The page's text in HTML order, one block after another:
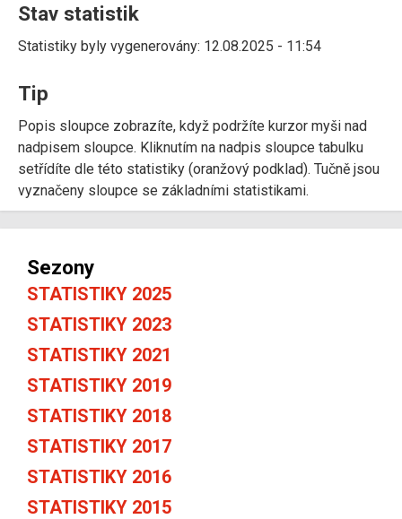
Stav statistik
Statistiky byly vygenerovány: 12.08.2025 - 11:54
Tip
Popis sloupce zobrazíte, když podržíte kurzor myši nad
nadpisem sloupce. Kliknutím na nadpis sloupce tabulku
setřídíte dle této statistiky (oranžový podklad). Tučně jsou
vyznačeny sloupce se základními statistikami.
Sezony
STATISTIKY 2025
STATISTIKY 2023
STATISTIKY 2021
STATISTIKY 2019
STATISTIKY 2018
STATISTIKY 2017
STATISTIKY 2016
STATISTIKY 2015